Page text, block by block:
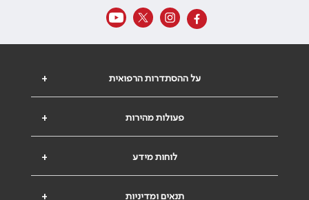
+ על ההסתדרות הרפואית
+ פעולות מהירות
+ לוחות מידע
+ תנאים ומדיניות